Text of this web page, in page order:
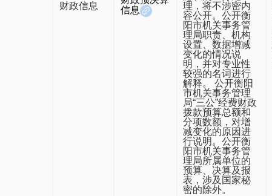
财政信息
信息
理，将不涉密内
容公开。公开衡
阳市机关事务管
理局职责、机构
设置、数据增减
变化的情况说
明，并对专业性
较强的名词进行
解释。 公开衡阳
市机关事务管理
局“三公”经费财政
拨款预算总额和
分项数额，对增
减变化的原因进
行说明。公开衡
阳市机关事务管
理局所属单位的
预算、决算及报
表，涉及国家秘
密的除外。